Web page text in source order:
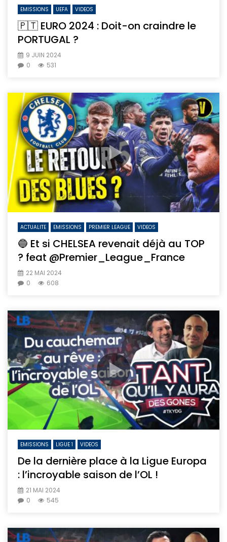
EMISSIONS UEFA VIDEOS
🇵🇹 EURO 2024 : Doit-on craindre le
PORTUGAL ?
9 JUIN 2024
0
531
ACTUALITE EMISSIONS PREMIER LEAGUE VIDEOS
🔵 Et si CHELSEA revenait déjà au TOP
? feat ‪@Premier_League_France‬
22 MAI 2024
0
608
EMISSIONS LIGUE 1 VIDEOS
De la dernière place à la Ligue Europa
: l’incroyable saison de l’OL !
21 MAI 2024
0
545